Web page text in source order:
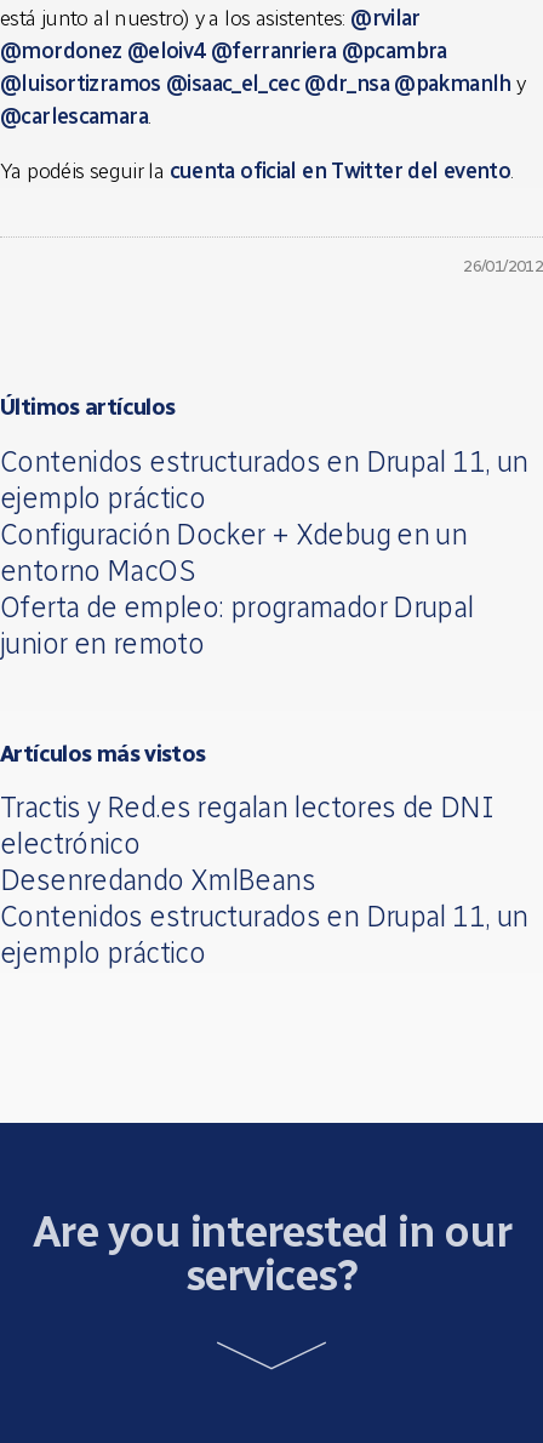
está junto al nuestro) y a los asistentes: @rvilar
@mordonez @eloiv4 @ferranriera @pcambra
@luisortizramos @isaac_el_cec @dr_nsa @pakmanlh y
@carlescamara.
Ya podéis seguir la cuenta oficial en Twitter del evento.
26/01/2012
Últimos artículos
Contenidos estructurados en Drupal 11, un
ejemplo práctico
Configuración Docker + Xdebug en un
entorno MacOS
Oferta de empleo: programador Drupal
junior en remoto
Artículos más vistos
Tractis y Red.es regalan lectores de DNI
electrónico
Desenredando XmlBeans
Contenidos estructurados en Drupal 11, un
ejemplo práctico
Are you interested in our
services?